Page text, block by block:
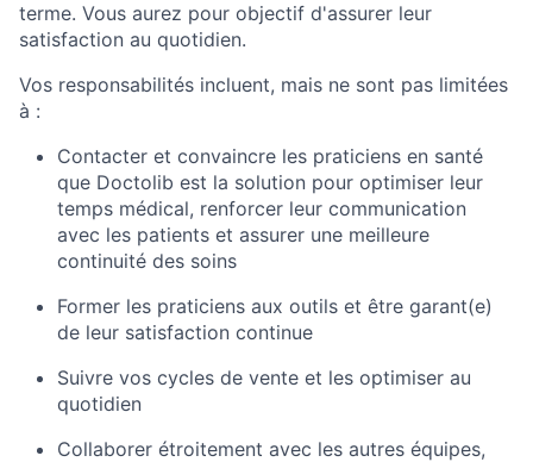
terme. Vous aurez pour objectif d'assurer leur
satisfaction au quotidien.
Vos responsabilités incluent, mais ne sont pas limitées
à :
Contacter et convaincre les praticiens en santé
que Doctolib est la solution pour optimiser leur
temps médical, renforcer leur communication
avec les patients et assurer une meilleure
continuité des soins
Former les praticiens aux outils et être garant(e)
de leur satisfaction continue
Suivre vos cycles de vente et les optimiser au
quotidien
Collaborer étroitement avec les autres équipes,